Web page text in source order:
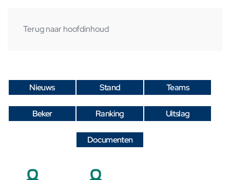
Terug naar hoofdinhoud
Nieuws Stand Teams
Beker Ranking Uitslag
Documenten